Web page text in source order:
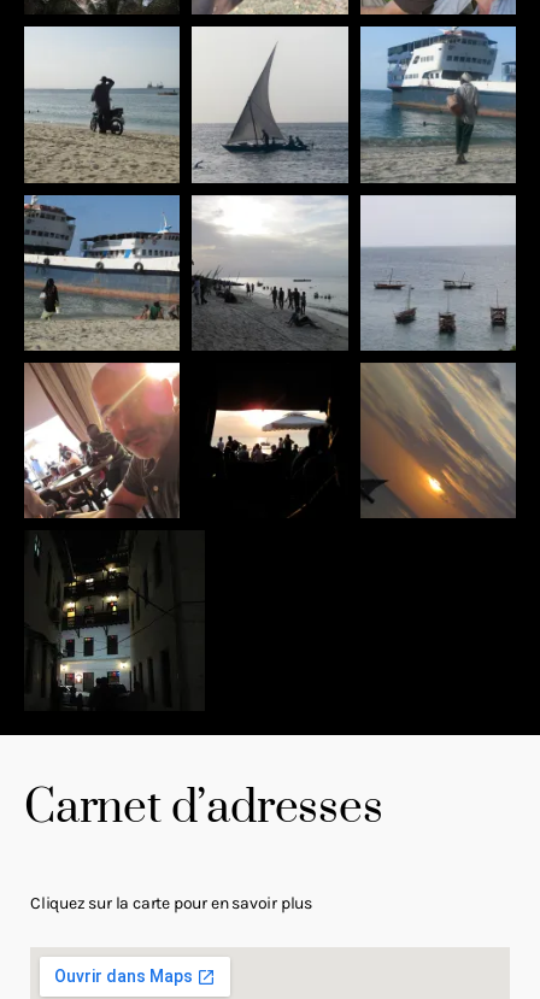
Carnet d’adresses
Cliquez sur la carte pour en savoir plus